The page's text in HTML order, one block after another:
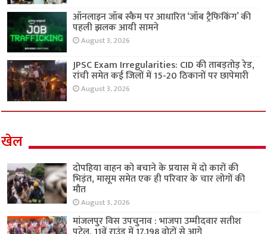
ऑनलाइन जॉब स्कैम पर आधारित ‘जॉब ट्रैफिकिंग’ की
पहली झलक आयी सामने
August 3, 2026
JPSC Exam Irregularities: CID की ताबड़तोड़ रेड,
रांची समेत कई जिलों में 15-20 ठिकानों पर छापेमारी
August 3, 2026
खेल
दोपहिया वाहन को बचाने के प्रयास में दो कारों की
भिड़ंत, मासूम समेत एक ही परिवार के चार लोगों की
मौत
August 3, 2026
मांजलपुर विस उपचुनाव : भाजपा उम्मीदवार सतीश